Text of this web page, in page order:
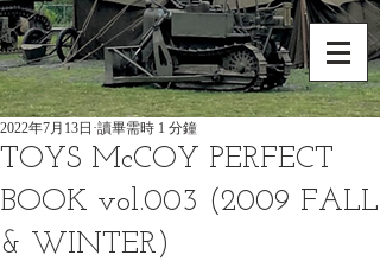
TOYS McCOY PERFECT
BOOK vol.003 (2009 FALL
& WINTER)
2022年7月13日 讀畢需時 1 分鐘